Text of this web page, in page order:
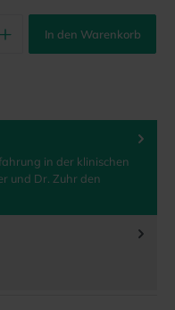
In den Warenkorb
in der klinischen
und Dr. Zuhr den